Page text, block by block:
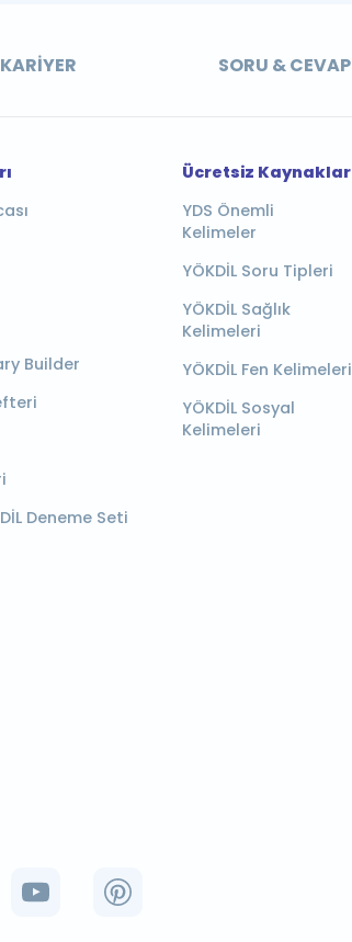
KARIYER SORU & CEVAP
Builder
Deneme Seti
Ücretsiz Kaynaklar
YDS Önemli
Kelimeler
YÖKDİL Soru Tipleri
YÖKDİL Sağlık
Kelimeleri
YÖKDİL Fen Kelimeleri
YÖKDİL Sosyal
Kelimeleri